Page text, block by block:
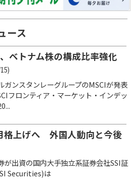
ース
ベトナム株の構成比率強化
ガンスタンレーグループのMSCIが発表
フロンティア・マーケット・インデッ
格上げへ 外国人動向と今後
が出資の国内大手独立系証券会社SSI証
Securities)は